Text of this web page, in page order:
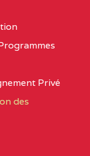
POLYVALENT
BP :
PRIVE LAIC
publics
Bilingues
section bilingue
Privé
des